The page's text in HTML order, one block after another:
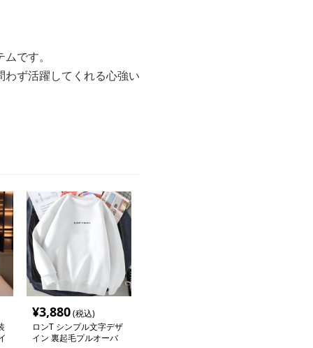
です。
ず活躍してくれる心強い
¥3,880(税込)
ロンT シンプル文字デザ
イン 裏起毛プルオーバ